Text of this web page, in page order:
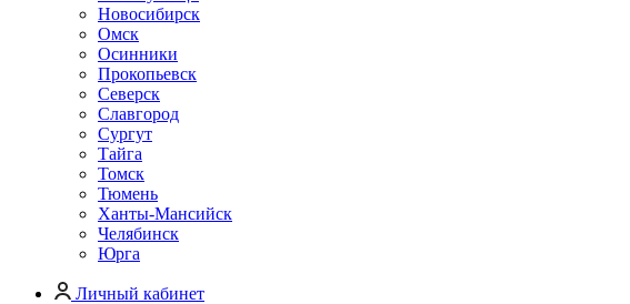
Новосибирск
Омск
Осинники
Прокопьевск
Северск
Славгород
Сургут
Тайга
Томск
Тюмень
Ханты-Мансийск
Челябинск
Юрга
Личный кабинет